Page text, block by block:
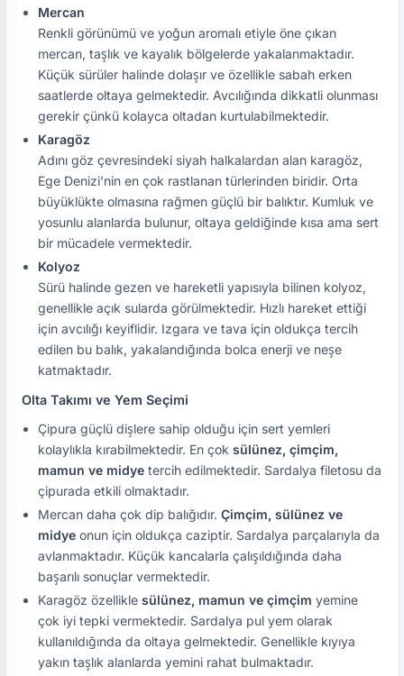
Mercan
Renkli görünümü ve yoğun aromalı etiyle öne çıkan
mercan, taşlık ve kayalık bölgelerde yakalanmaktadır.
Küçük sürüler halinde dolaşır ve özellikle sabah erken
saatlerde oltaya gelmektedir. Avcılığında dikkatli olunması
gerekir çünkü kolayca oltadan kurtulabilmektedir.
Karagöz
Adını göz çevresindeki siyah halkalardan alan karagöz,
Ege Denizi’nin en çok rastlanan türlerinden biridir. Orta
büyüklükte olmasına rağmen güçlü bir balıktır. Kumluk ve
yosunlu alanlarda bulunur, oltaya geldiğinde kısa ama sert
bir mücadele vermektedir.
Kolyoz
Sürü halinde gezen ve hareketli yapısıyla bilinen kolyoz,
genellikle açık sularda görülmektedir. Hızlı hareket ettiği
için avcılığı keyiflidir. Izgara ve tava için oldukça tercih
edilen bu balık, yakalandığında bolca enerji ve neşe
katmaktadır.
Olta Takımı ve Yem Seçimi
Çipura güçlü dişlere sahip olduğu için sert yemleri
kolaylıkla kırabilmektedir. En çok sülünez, çimçim,
mamun ve midye tercih edilmektedir. Sardalya filetosu da
çipurada etkili olmaktadır.
Mercan daha çok dip balığıdır. Çimçim, sülünez ve
midye onun için oldukça caziptir. Sardalya parçalarıyla da
avlanmaktadır. Küçük kancalarla çalışıldığında daha
başarılı sonuçlar vermektedir.
Karagöz özellikle sülünez, mamun ve çimçim yemine
çok iyi tepki vermektedir. Sardalya pul yem olarak
kullanıldığında da oltaya gelmektedir. Genellikle kıyıya
yakın taşlık alanlarda yemini rahat bulmaktadır.